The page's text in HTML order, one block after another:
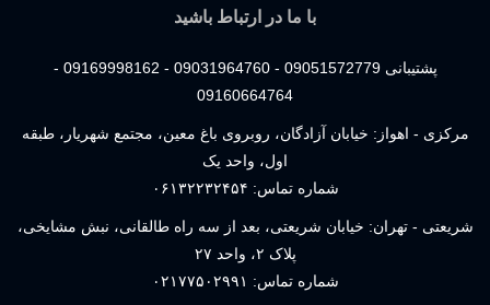
با ما در ارتباط باشید
پشتیبانی 09051572779 - 09031964760 - 09169998162 -
09160664764
مرکزی - اهواز: خیابان آزادگان، روبروی باغ معین، مجتمع شهریار، طبقه
اول، واحد یک
شماره تماس: ۰۶۱۳۲۲۳۲۴۵۴
شریعتی - تهران: خیابان شریعتی، بعد از سه راه طالقانی، نبش مشایخی،
پلاک ۲، واحد ۲۷
شماره تماس: ۰۲۱۷۷۵۰۲۹۹۱